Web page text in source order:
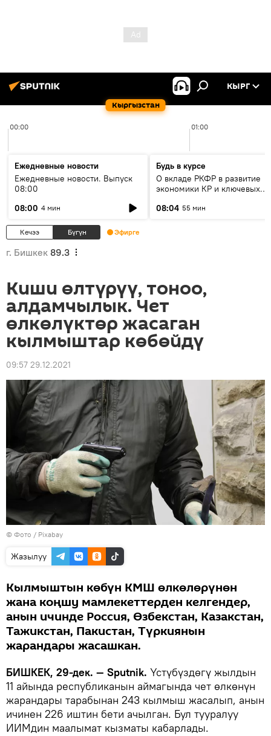
Кыргызстан
КЫРГ
00:00 01:00
Ежедневные новости
Ежедневные новости. Выпуск
08:00
08:00 4 мин
Будь в курсе
О вкладе РКФР в развитие
экономики КР и ключевых
08:04 55 мин
Кечээ Бүгүн Эфирге
г. Бишкек 89.3
Киши өлтүрүү, тоноо,
алдамчылык. Чет
өлкөлүктөр жасаган
кылмыштар көбөйдү
09:57 29.12.2021
© Фото / Pixabay
Жазылуу
Кылмыштын көбүн КМШ өлкөлөрүнөн
жана коңшу мамлекеттерден келгендер,
анын ичинде Россия, Өзбекстан, Казакстан,
Тажикстан, Пакистан, Түркиянын
жарандары жасашкан.
БИШКЕК, 29-дек. — Sputnik. Үстүбүздөгү жылдын
11 айында республиканын аймагында чет өлкөнүн
жарандары тарабынан 243 кылмыш жасалып, анын
ичинен 226 иштин бети ачылган. Бул тууралуу
ИИМдин маалымат кызматы кабарлады.